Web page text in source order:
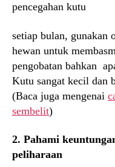
pencegahan kutu
setiap bulan, gunakan
hewan untuk
pengobatan bahkan
Kutu sangat kecil dan
(Baca juga mengenai
sembelit)
2. Pahami
peliharaan